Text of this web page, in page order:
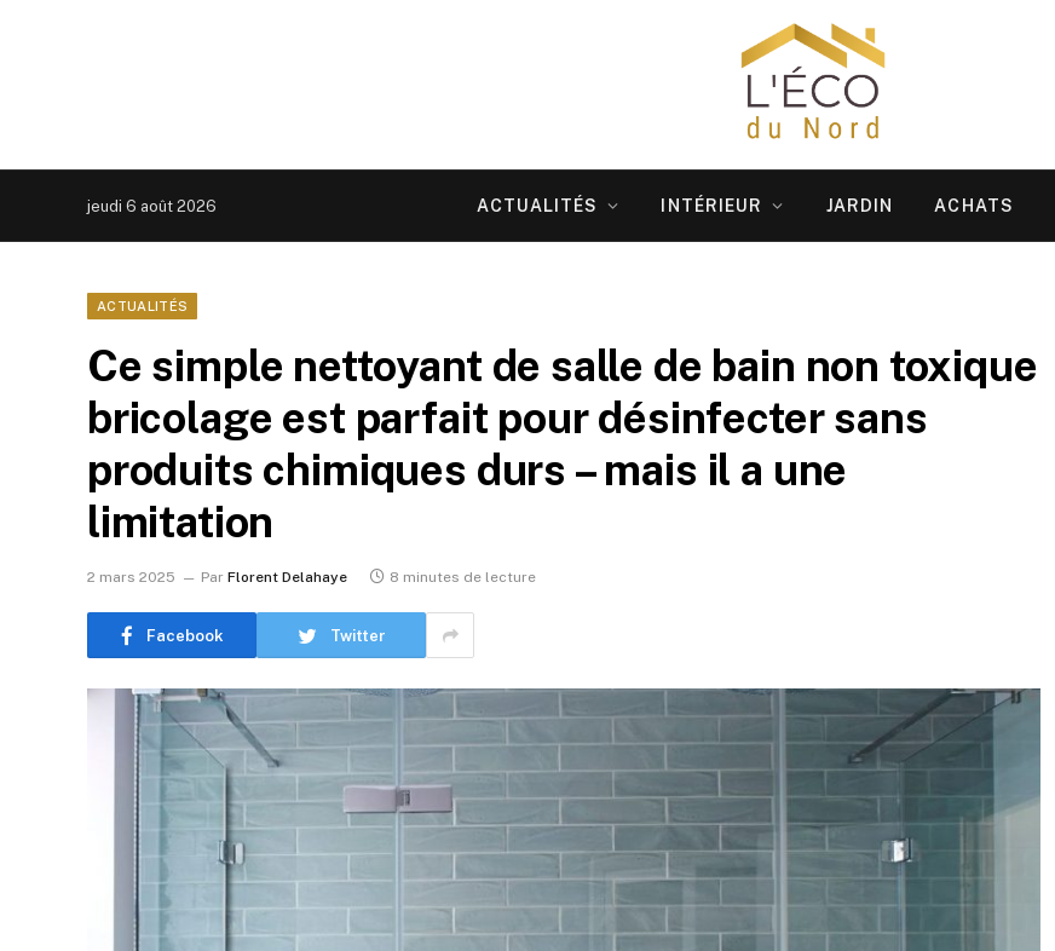
jeudi 6 août 2026 ACTUALITÉS INTÉRIEUR JARDIN ACHATS
ACTUALITÉS
Ce simple nettoyant de salle de bain non toxique
bricolage est parfait pour désinfecter sans
produits chimiques durs – mais il a une
limitation
2 mars 2025 Par Florent Delahaye 8 minutes de lecture
Facebook Twitter